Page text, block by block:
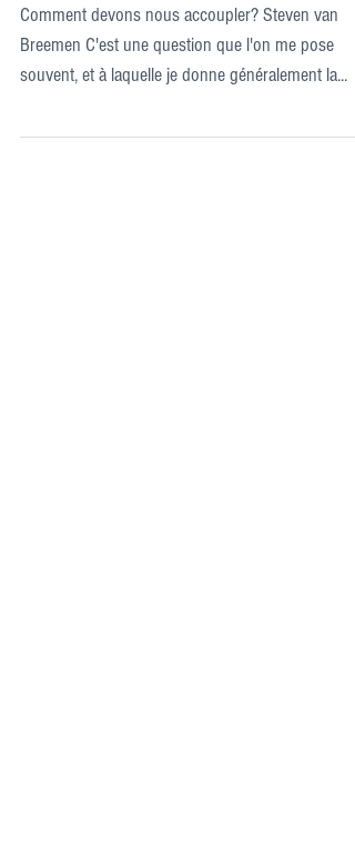
Comment devons nous accoupler?
Comment devons nous accoupler? Steven van
Breemen C'est une question que l'on me pose